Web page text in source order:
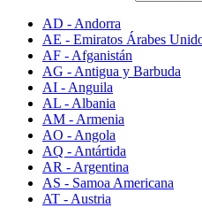
AD - Andorra
AE - Emiratos Árabes
AF - Afganistán
AG - Antigua y Barbuda
AI - Anguila
AL - Albania
AM - Armenia
AO - Angola
AQ - Antártida
AR - Argentina
AS - Samoa Americana
AT - Austria